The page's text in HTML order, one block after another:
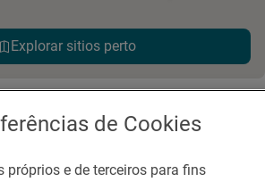
Explorar sitios perto
de Cookies
próprios e de terceiros para fins